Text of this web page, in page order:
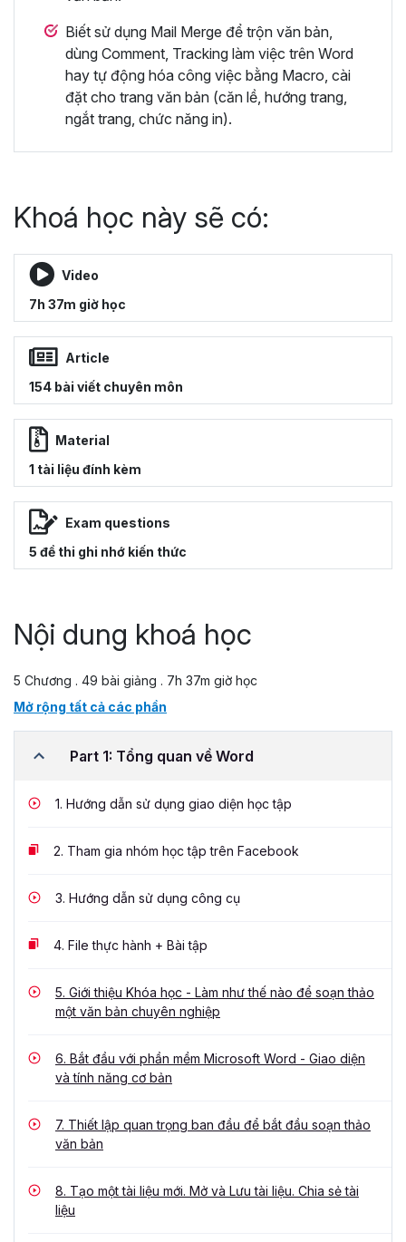
Biết sử dụng Mail Merge để trộn văn bản,
dùng Comment, Tracking làm việc trên Word
hay tự động hóa công việc bằng Macro, cài
đặt cho trang văn bản (căn lề, hướng trang,
ngắt trang, chức năng in).
Khoá học này sẽ có:
Video
7h 37m giờ học
Article
154 bài viết chuyên môn
Material
1 tài liệu đính kèm
Exam questions
5 đề thi ghi nhớ kiến thức
Nội dung khoá học
5 Chương . 49 bài giảng . 7h 37m giờ học
Mở rộng tất cả các phần
Part 1: Tổng quan về Word
1. Hướng dẫn sử dụng giao diện học tập
2. Tham gia nhóm học tập trên Facebook
3. Hướng dẫn sử dụng công cụ
4. File thực hành + Bài tập
5. Giới thiệu Khóa học - Làm như thế nào để soạn thảo
một văn bản chuyên nghiệp
6. Bắt đầu với phần mềm Microsoft Word - Giao diện
và tính năng cơ bản
7. Thiết lập quan trọng ban đầu để bắt đầu soạn thảo
văn bản
8. Tạo một tài liệu mới. Mở và Lưu tài liệu. Chia sẻ tài
liệu